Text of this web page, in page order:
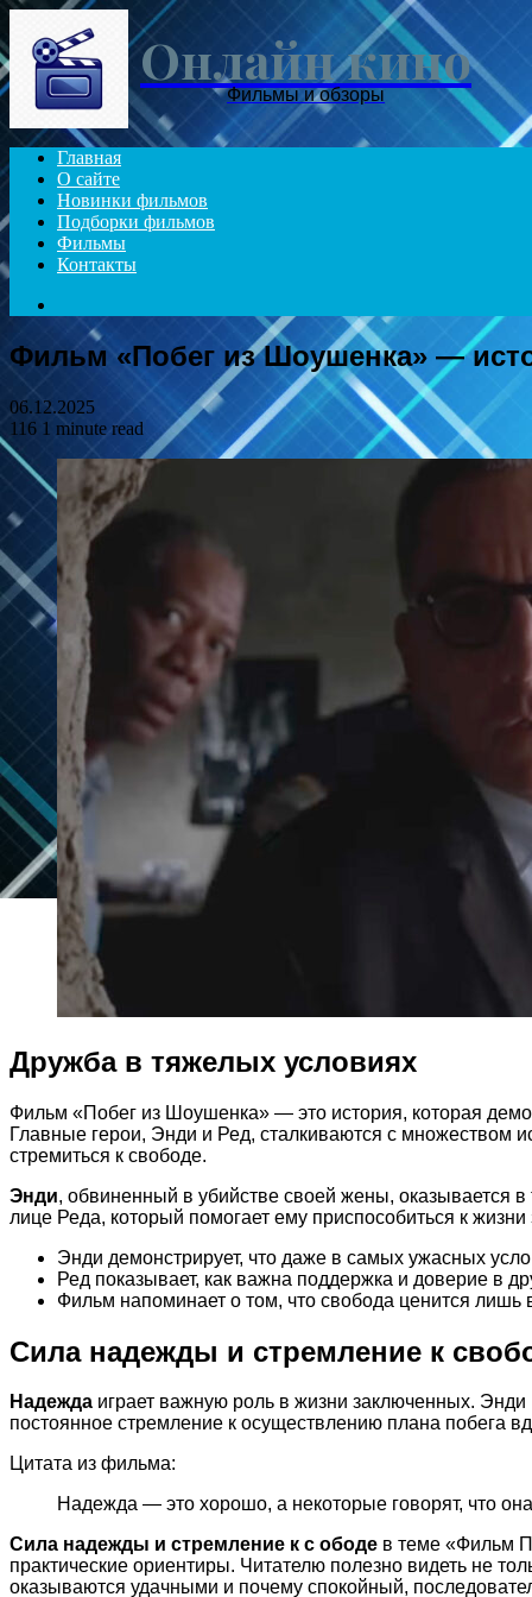
Онлайн кино
Фильмы и обзоры
Главная
О сайте
Новинки фильмов
Подборки фильмов
Фильмы
Контакты
Фильм «Побег из Шоушенка» —
06.12.2025
116 1 minute read
Дружба в тяжелых условиях
Фильм «Побег из Шоушенка» — это история, которая
Главные герои, Энди и Ред, сталкиваются с множеством
стремиться к свободе.
Энди, обвиненный в убийстве своей жены, оказывается
лице Реда, который помогает ему приспособиться к жизни
Энди демонстрирует, что даже в самых ужасных
Ред показывает, как важна поддержка и доверие в
Фильм напоминает о том, что свобода ценится лишь
Сила надежды и стремление к
Надежда играет важную роль в жизни заключенных. Энди
постоянное стремление к осуществлению плана побега
Цитата из фильма:
Надежда — это хорошо, а некоторые говорят, что
Сила надежды и стремление к с ободе в теме «Фильм
практические ориентиры. Читателю полезно видеть не
оказываются удачными и почему спокойный,